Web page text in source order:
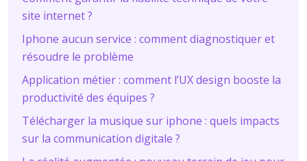
site internet ?
Iphone aucun service : comment diagnostiquer et
résoudre le problème
Application métier : comment l’UX design booste la
productivité des équipes ?
Télécharger la musique sur iphone : quels impacts
sur la communication digitale ?